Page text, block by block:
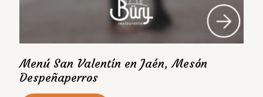
Menú San Valentín en Jaén, Mesón
Despeñaperros